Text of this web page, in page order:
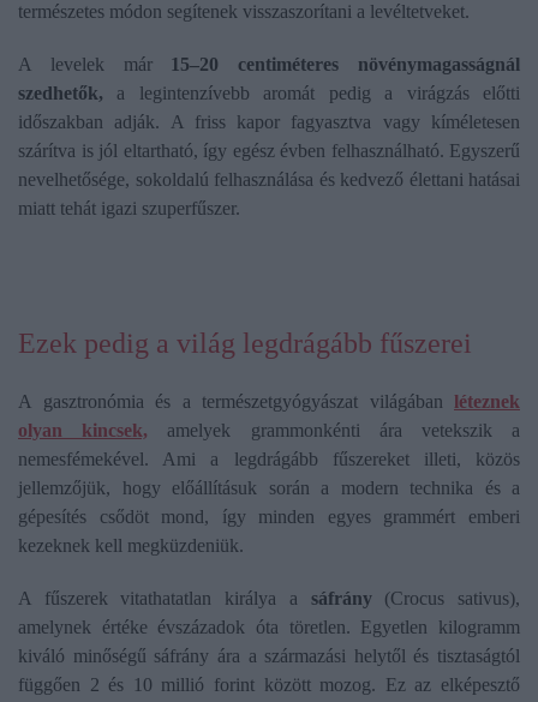
természetes módon segítenek visszaszorítani a levéltetveket.
A levelek már 15–20 centiméteres növénymagasságnál
szedhetők, a legintenzívebb aromát pedig a virágzás előtti
időszakban adják. A friss kapor fagyasztva vagy kíméletesen
szárítva is jól eltartható, így egész évben felhasználható. Egyszerű
nevelhetősége, sokoldalú felhasználása és kedvező élettani hatásai
miatt tehát igazi szuperfűszer.
Ezek pedig a világ legdrágább fűszerei
A gasztronómia és a természetgyógyászat világában léteznek
olyan kincsek, amelyek grammonkénti ára vetekszik a
nemesfémekével. Ami a legdrágább fűszereket illeti, közös
jellemzőjük, hogy előállításuk során a modern technika és a
gépesítés csődöt mond, így minden egyes grammért emberi
kezeknek kell megküzdeniük.
A fűszerek vitathatatlan királya a sáfrány(Crocus sativus),
amelynek értéke évszázadok óta töretlen. Egyetlen kilogramm
kiváló minőségű sáfrány ára a származási helytől és tisztaságtól
függően 2 és 10 millió forint között mozog. Ez az elképesztő